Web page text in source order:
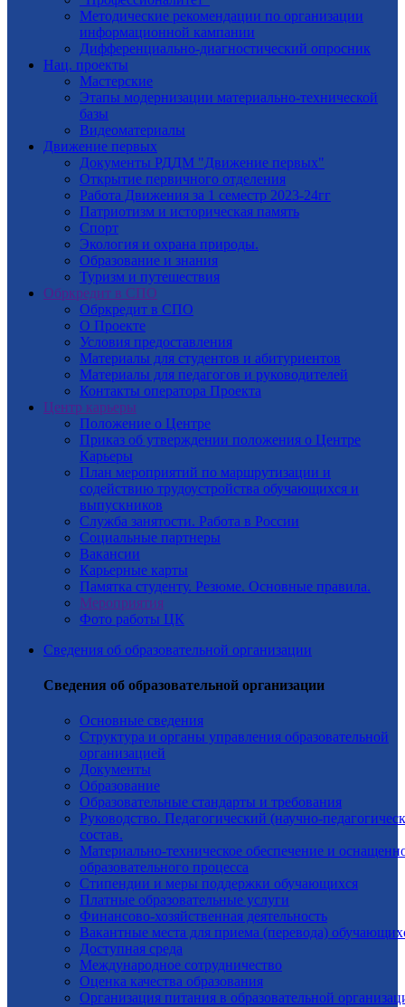
Методические рекомендации по организации
информационной кампании
Дифференциально-диагностический опросник
Нац. проекты
Мастерские
Этапы модернизации материально-технической
базы
Видеоматериалы
Движение первых
Документы РДДМ "Движение первых"
Открытие первичного отделения
Работа Движения за 1 семестр 2023-24гг
Патриотизм и историческая память
Спорт
Экология и охрана природы.
Образование и знания
Туризм и путешествия
Обркредит в СПО
Обркредит в СПО
О Проекте
Условия предоставления
Материалы для студентов и абитуриентов
Материалы для педагогов и руководителей
Контакты оператора Проекта
Центр карьеры
Положение о Центре
Приказ об утверждении положения о Центре
Карьеры
План мероприятий по маршрутизации и
содействию трудоустройства обучающихся и
выпускников
Служба занятости. Работа в России
Социальные партнеры
Вакансии
Карьерные карты
Памятка студенту. Резюме. Основные правила.
Мероприятия
Фото работы ЦК
Сведения об образовательной организации
Сведения об образовательной организации
Основные сведения
Структура и органы управления образовательной
организацией
Документы
Образование
Образовательные стандарты и требования
Руководство. Педагогический (научно-
состав.
Материально-техническое обеспечение и
образовательного процесса
Стипендии и меры поддержки обучающихся
Платные образовательные услуги
Финансово-хозяйственная деятельность
Вакантные места для приема (перевода)
Доступная среда
Международное сотрудничество
Оценка качества образования
Организация питания в образовательной